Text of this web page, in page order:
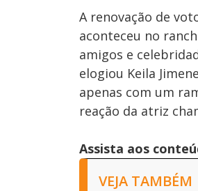
A renovação de
aconteceu no
amigos e
elogiou Keila
apenas com um
reação da atriz
Assista aos
VEJA TAMBÉM